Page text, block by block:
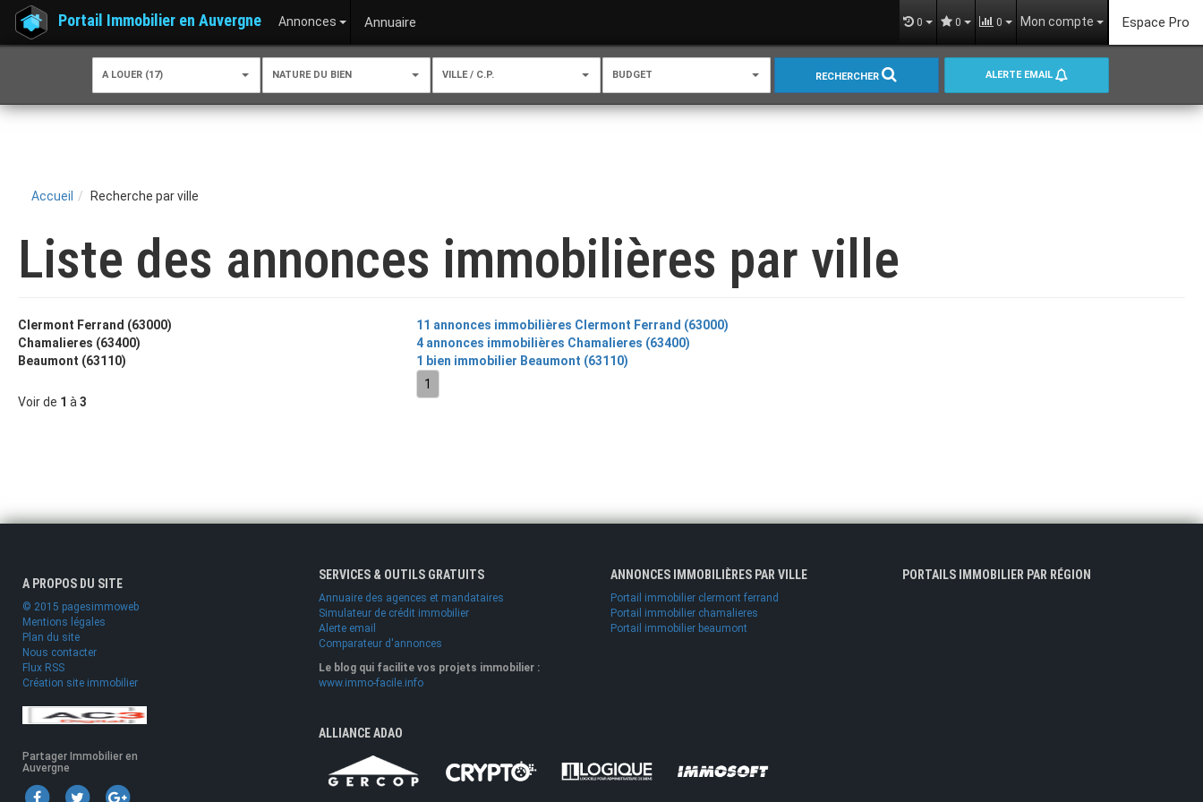
Portail Immobilier en Auvergne Annonces Annuaire 0 0 0 Mon compte Espace Pro
A LOUER (17) NATURE DU BIEN VILLE / C.P. BUDGET RECHERCHER ALERTE EMAIL
Accueil Recherche par ville
Liste des annonces immobilières par ville
Clermont Ferrand (63000)
11 annonces immobilières Clermont Ferrand (63000)
Chamalieres (63400)
4 annonces immobilières Chamalieres (63400)
Beaumont (63110)
1 bien immobilier Beaumont (63110)
Voir de 1 à 3
1
A PROPOS DU SITE
© 2015 pagesimmoweb
Mentions légales
Plan du site
Nous contacter
Flux RSS
Création site immobilier
Partager Immobilier en
Auvergne
SERVICES & OUTILS GRATUITS
Annuaire des agences et mandataires
Simulateur de crédit immobilier
Alerte email
Comparateur d'annonces
Le blog qui facilite vos projets immobilier :
www.immo-facile.info
ANNONCES IMMOBILIÈRES PAR VILLE
Portail immobilier clermont ferrand
Portail immobilier chamalieres
Portail immobilier beaumont
ALLIANCE ADAO
PORTAILS IMMOBILIER PAR RÉGION